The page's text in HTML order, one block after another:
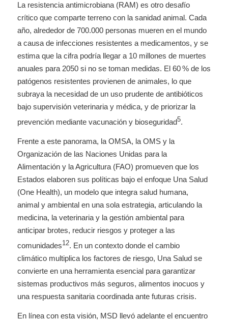
La resistencia antimicrobiana (RAM) es otro desafío
crítico que comparte terreno con la sanidad animal. Cada
año, alrededor de 700.000 personas mueren en el mundo
a causa de infecciones resistentes a medicamentos, y se
estima que la cifra podría llegar a 10 millones de muertes
anuales para 2050 si no se toman medidas. El 60 % de los
patógenos resistentes provienen de animales, lo que
subraya la necesidad de un uso prudente de antibióticos
bajo supervisión veterinaria y médica, y de priorizar la
prevención mediante vacunación y bioseguridad5.
Frente a este panorama, la OMSA, la OMS y la
Organización de las Naciones Unidas para la
Alimentación y la Agricultura (FAO) promueven que los
Estados elaboren sus políticas bajo el enfoque Una Salud
(One Health), un modelo que integra salud humana,
animal y ambiental en una sola estrategia, articulando la
medicina, la veterinaria y la gestión ambiental para
anticipar brotes, reducir riesgos y proteger a las
comunidades12. En un contexto donde el cambio
climático multiplica los factores de riesgo, Una Salud se
convierte en una herramienta esencial para garantizar
sistemas productivos más seguros, alimentos inocuos y
una respuesta sanitaria coordinada ante futuras crisis.
En línea con esta visión, MSD llevó adelante el encuentro